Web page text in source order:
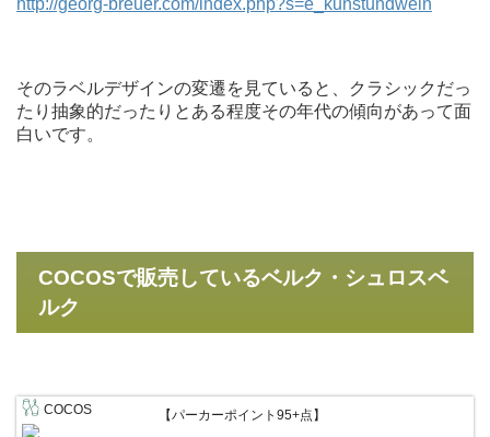
そのラベルデザインの変遷を見ていると、クラシックだっ
たり抽象的だったりとある程度その年代の傾向があって面
白いです。
COCOSで販売しているベルク・シュロスベ
ルク
COCOS 【パーカーポイント95+点】